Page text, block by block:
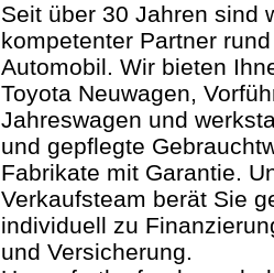
Seit über 30 Jahren sind
kompetenter Partner
Automobil. Wir bieten
Toyota Neuwagen,
Jahreswagen und
und gepflegte
Fabrikate mit Garantie.
Verkaufsteam berät Sie
individuell zu
und Versicherung.